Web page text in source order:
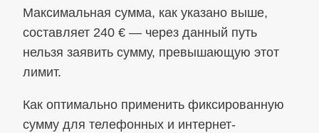
Максимальная сумма, как указано выше,
составляет 240 € — через данный путь
нельзя заявить сумму, превышающую этот
лимит.
Как оптимально применить фиксированную
сумму для телефонных и интернет-